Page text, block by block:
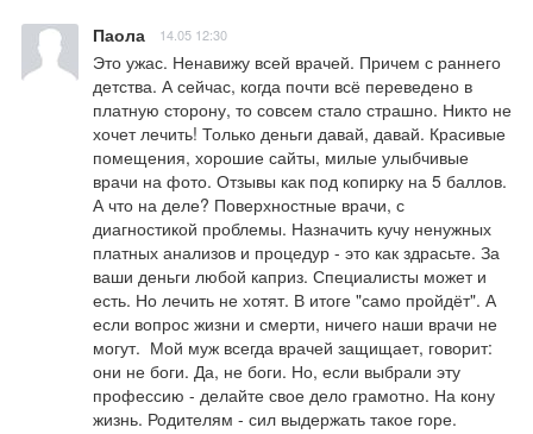
Паола 14.05 12:30
Это ужас. Ненавижу всей врачей. Причем с раннего
детства. А сейчас, когда почти всё переведено в
платную сторону, то совсем стало страшно. Никто не
хочет лечить! Только деньги давай, давай. Красивые
помещения, хорошие сайты, милые улыбчивые
врачи на фото. Отзывы как под копирку на 5 баллов.
А что на деле? Поверхностные врачи, с
диагностикой проблемы. Назначить кучу ненужных
платных анализов и процедур - это как здрасьте. За
ваши деньги любой каприз. Специалисты может и
есть. Но лечить не хотят. В итоге "само пройдёт". А
если вопрос жизни и смерти, ничего наши врачи не
могут.  Мой муж всегда врачей защищает, говорит:
они не боги. Да, не боги. Но, если выбрали эту
профессию - делайте свое дело грамотно. На кону
жизнь. Родителям - сил выдержать такое горе.